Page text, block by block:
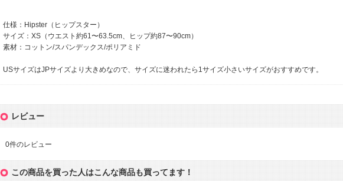
仕様：Hipster（ヒップスター）
サイズ：XS（ウエスト約61〜63.5cm、ヒップ約87〜90cm）
素材：コットン/スパンデックス/ポリアミド
USサイズはJPサイズより大きめなので、サイズに迷われたら1サイズ小さいサイズがおすすめです。
レビュー
0件のレビュー
この商品を買った人はこんな商品も買ってます！